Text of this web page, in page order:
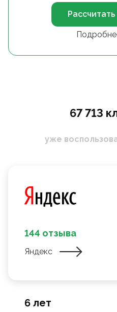
67 713
уже
144 отзыва
Яндекс
6 лет